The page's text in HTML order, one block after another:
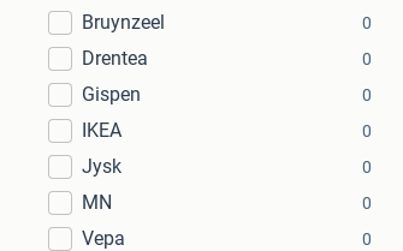
Bruynzeel 0
Drentea 0
Gispen 0
IKEA 0
Jysk 0
MN 0
Vepa 0